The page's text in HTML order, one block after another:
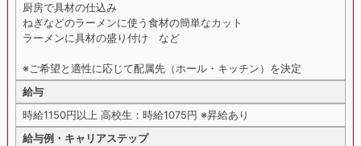
厨房で具材の仕込み
ねぎなどのラーメンに使う食材の簡単なカット
ラーメンに具材の盛り付け など
※ご希望と適性に応じて配属先（ホール・キッチン）を決定
給与
時給1150円以上 高校生：時給1075円 ※昇給あり
給与例・キャリアステップ